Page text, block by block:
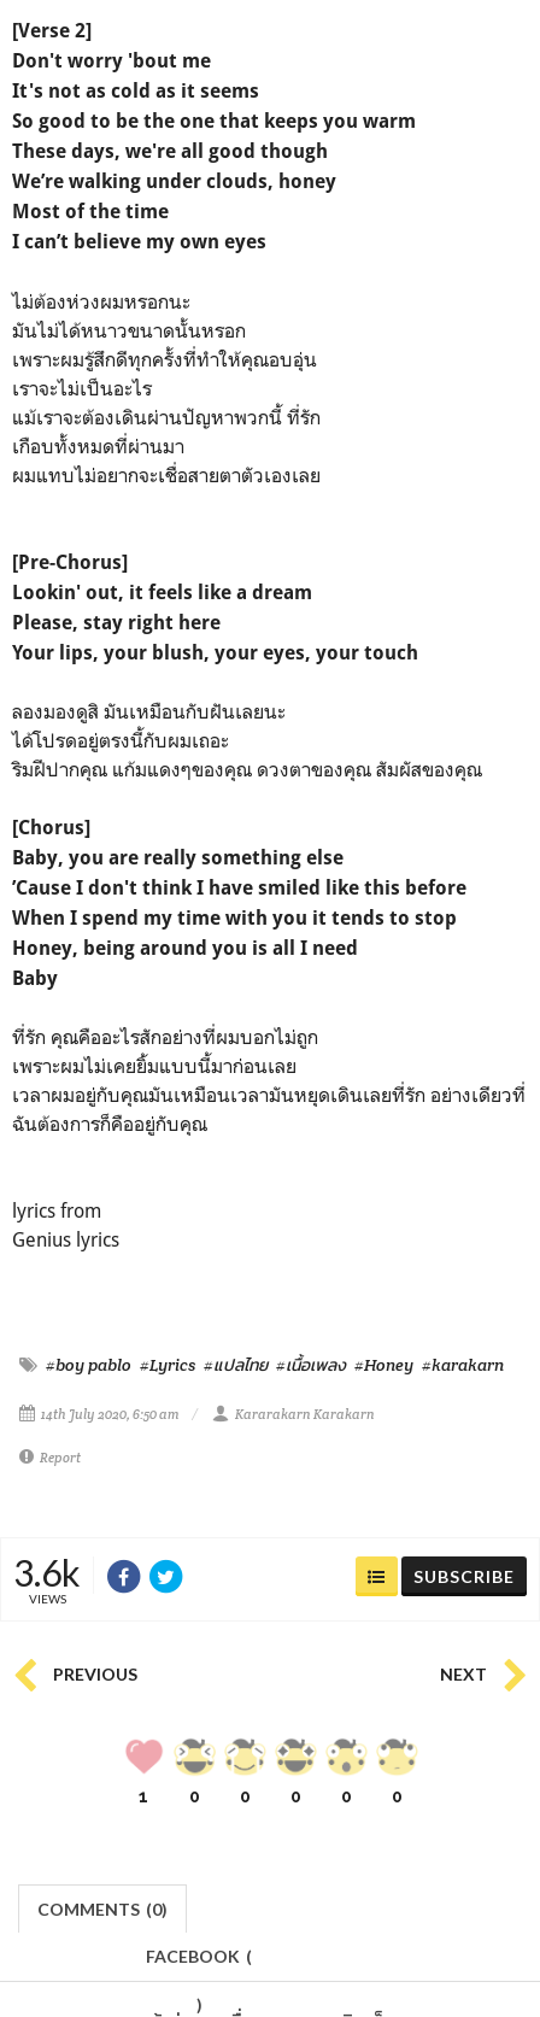
[Verse 2]
Don't worry 'bout me
It's not as cold as it seems
So good to be the one that keeps you warm
These days, we're all good though
We’re walking under clouds, honey
Most of the time
I can’t believe my own eyes
ไม่ต้องห่วงผมหรอกนะ
มันไม่ได้หนาวขนาดนั้นหรอก
เพราะผมรู้สึกดีทุกครั้งที่ทำให้คุณอบอุ่น
เราจะไม่เป็นอะไร
แม้เราจะต้องเดินผ่านปัญหาพวกนี้ ที่รัก
เกือบทั้งหมดที่ผ่านมา
ผมแทบไม่อยากจะเชื่อสายตาตัวเองเลย
[Pre-Chorus]
Lookin' out, it feels like a dream
Please, stay right here
Your lips, your blush, your eyes, your touch
ลองมองดูสิ มันเหมือนกับฝันเลยนะ
ได้โปรดอยู่ตรงนี้กับผมเถอะ
ริมฝีปากคุณ แก้มแดงๆของคุณ ดวงตาของคุณ สัมผัสของคุณ
[Chorus]
Baby, you are really something else
’Cause I don't think I have smiled like this before
When I spend my time with you it tends to stop
Honey, being around you is all I need
Baby
ที่รัก คุณคืออะไรสักอย่างที่ผมบอกไม่ถูก
เพราะผมไม่เคยยิ้มแบบนี้มาก่อนเลย
เวลาผมอยู่กับคุณมันเหมือนเวลามันหยุดเดินเลยที่รัก อย่างเดียวที่
ฉันต้องการก็คืออยู่กับคุณ
lyrics from
Genius lyrics
#boy pablo #Lyrics #แปลไทย #เนื้อเพลง #Honey #karakarn
14th July 2020, 6:50 am Kararakarn Karakarn
Report
3.6k
VIEWS
SUBSCRIBE
PREVIOUS NEXT
1 0 0 0 0 0
COMMENTS (0)
FACEBOOK (
)